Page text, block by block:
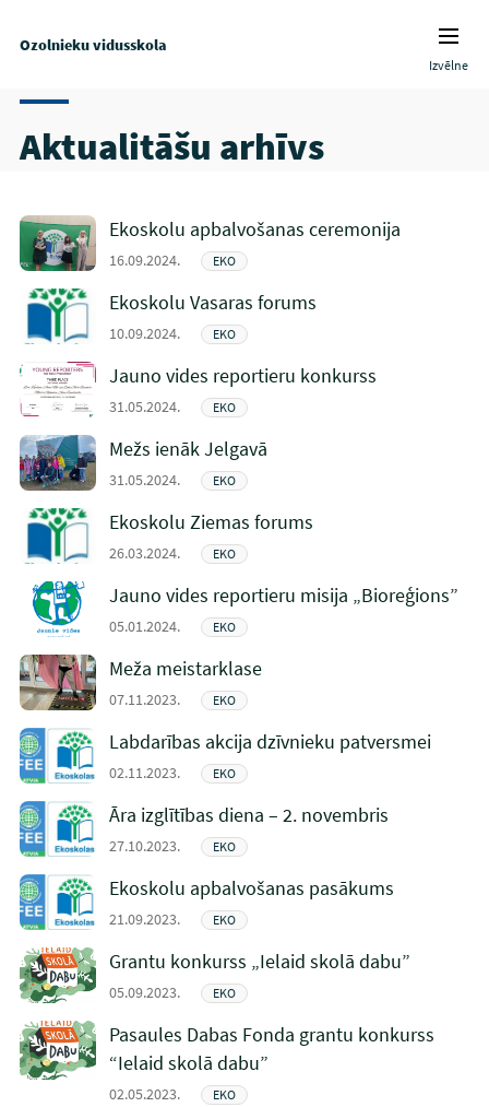
Ozolnieku vidusskola
Izvēlne
Aktualitāšu arhīvs
Ekoskolu apbalvošanas ceremonija
16.09.2024. EKO
Ekoskolu Vasaras forums
10.09.2024. EKO
Jauno vides reportieru konkurss
31.05.2024. EKO
Mežs ienāk Jelgavā
31.05.2024. EKO
Ekoskolu Ziemas forums
26.03.2024. EKO
Jauno vides reportieru misija „Bioreģions”
05.01.2024. EKO
Meža meistarklase
07.11.2023. EKO
Labdarības akcija dzīvnieku patversmei
02.11.2023. EKO
Āra izglītības diena – 2. novembris
27.10.2023. EKO
Ekoskolu apbalvošanas pasākums
21.09.2023. EKO
Grantu konkurss „Ielaid skolā dabu”
05.09.2023. EKO
Pasaules Dabas Fonda grantu konkurss
“Ielaid skolā dabu”
02.05.2023. EKO